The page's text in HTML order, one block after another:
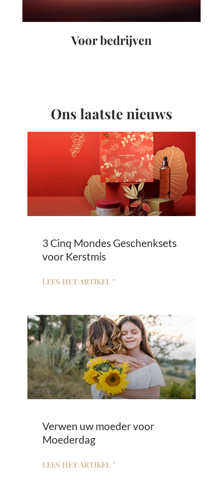
Voor bedrijven
Ons laatste nieuws
3 Cinq Mondes Geschenksets
voor Kerstmis
LEES HET ARTIKEL "
Verwen uw moeder voor
Moederdag
LEES HET ARTIKEL "